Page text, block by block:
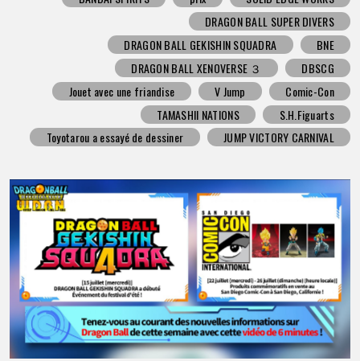
DRAGON BALL SUPER DIVERS
DRAGON BALL GEKISHIN SQUADRA
BNE
DRAGON BALL XENOVERSE ３
DBSCG
Jouet avec une friandise
V Jump
Comic-Con
TAMASHII NATIONS
S.H.Figuarts
Toyotarou a essayé de dessiner
JUMP VICTORY CARNIVAL